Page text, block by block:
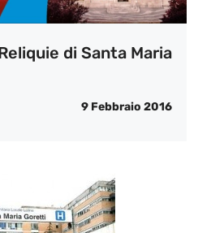
di Santa Maria
9 Febbraio 2016